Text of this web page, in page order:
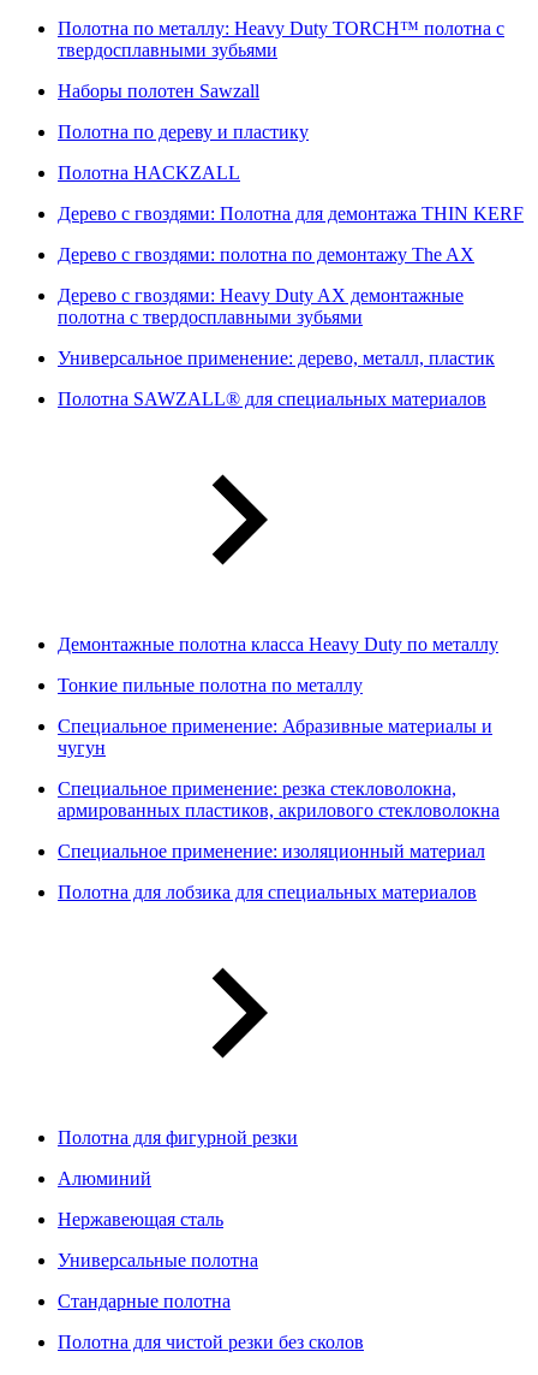
Полотна по металлу: Heavy Duty TORCH™ полотна с
твердосплавными зубьями
Наборы полотен Sawzall
Полотна по дереву и пластику
Полотна HACKZALL
Дерево с гвоздями: Полотна для демонтажа THIN KERF
Дерево с гвоздями: полотна по демонтажу The AX
Дерево с гвоздями: Heavy Duty AX демонтажные
полотна с твердосплавными зубьями
Универсальное применение: дерево, металл, пластик
Полотна SAWZALL® для специальных материалов
Демонтажные полотна класса Heavy Duty по металлу
Тонкие пильные полотна по металлу
Специальное применение: Абразивные материалы и
чугун
Специальное применение: резка стекловолокна,
армированных пластиков, акрилового стекловолокна
Специальное применение: изоляционный материал
Полотна для лобзика для специальных материалов
Полотна для фигурной резки
Алюминий
Нержавеющая сталь
Универсальные полотна
Стандарные полотна
Полотна для чистой резки без сколов